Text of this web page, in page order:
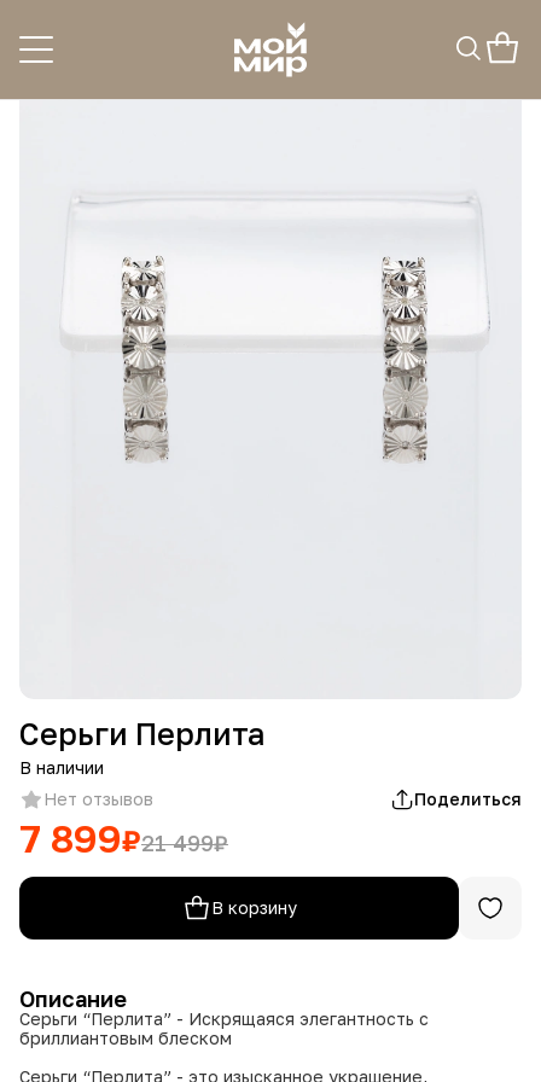
Серьги Перлита
В наличии
Нет отзывов
Поделиться
7 899₽21 499₽
В корзину
Описание
Серьги “Перлита” - Искрящаяся элегантность с
бриллиантовым блеском
Серьги “Перлита” - это изысканное украшение,